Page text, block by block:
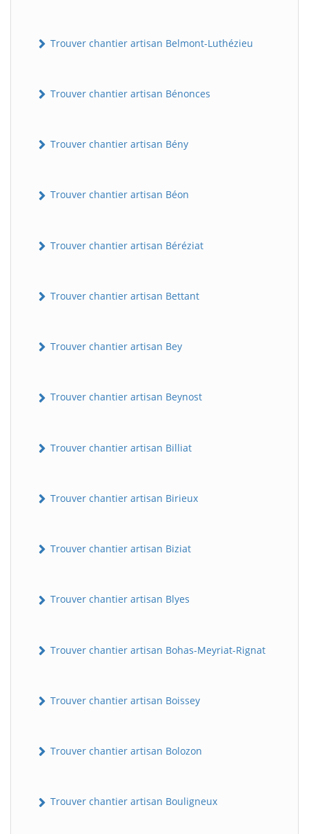
Trouver chantier artisan Belmont-Luthézieu
Trouver chantier artisan Bénonces
Trouver chantier artisan Bény
Trouver chantier artisan Béon
Trouver chantier artisan Béréziat
Trouver chantier artisan Bettant
Trouver chantier artisan Bey
Trouver chantier artisan Beynost
Trouver chantier artisan Billiat
Trouver chantier artisan Birieux
Trouver chantier artisan Biziat
Trouver chantier artisan Blyes
Trouver chantier artisan Bohas-Meyriat-Rignat
Trouver chantier artisan Boissey
Trouver chantier artisan Bolozon
Trouver chantier artisan Bouligneux